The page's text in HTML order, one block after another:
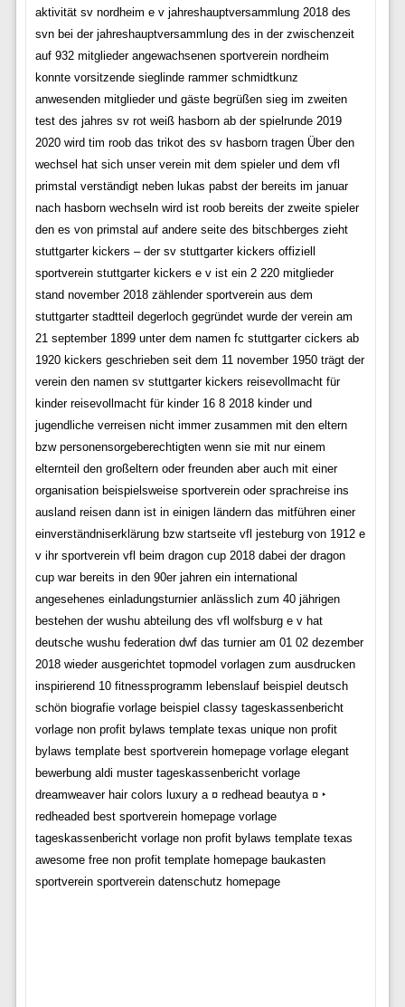
aktivität sv nordheim e v jahreshauptversammlung 2018 des
svn bei der jahreshauptversammlung des in der zwischenzeit
auf 932 mitglieder angewachsenen sportverein nordheim
konnte vorsitzende sieglinde rammer schmidtkunz
anwesenden mitglieder und gäste begrüßen sieg im zweiten
test des jahres sv rot weiß hasborn ab der spielrunde 2019
2020 wird tim roob das trikot des sv hasborn tragen Über den
wechsel hat sich unser verein mit dem spieler und dem vfl
primstal verständigt neben lukas pabst der bereits im januar
nach hasborn wechseln wird ist roob bereits der zweite spieler
den es von primstal auf andere seite des bitschberges zieht
stuttgarter kickers – der sv stuttgarter kickers offiziell
sportverein stuttgarter kickers e v ist ein 2 220 mitglieder
stand november 2018 zählender sportverein aus dem
stuttgarter stadtteil degerloch gegründet wurde der verein am
21 september 1899 unter dem namen fc stuttgarter cickers ab
1920 kickers geschrieben seit dem 11 november 1950 trägt der
verein den namen sv stuttgarter kickers reisevollmacht für
kinder reisevollmacht für kinder 16 8 2018 kinder und
jugendliche verreisen nicht immer zusammen mit den eltern
bzw personensorgeberechtigten wenn sie mit nur einem
elternteil den großeltern oder freunden aber auch mit einer
organisation beispielsweise sportverein oder sprachreise ins
ausland reisen dann ist in einigen ländern das mitführen einer
einverständniserklärung bzw startseite vfl jesteburg von 1912 e
v ihr sportverein vfl beim dragon cup 2018 dabei der dragon
cup war bereits in den 90er jahren ein international
angesehenes einladungsturnier anlässlich zum 40 jährigen
bestehen der wushu abteilung des vfl wolfsburg e v hat
deutsche wushu federation dwf das turnier am 01 02 dezember
2018 wieder ausgerichtet topmodel vorlagen zum ausdrucken
inspirierend 10 fitnessprogramm lebenslauf beispiel deutsch
schön biografie vorlage beispiel classy tageskassenbericht
vorlage non profit bylaws template texas unique non profit
bylaws template best sportverein homepage vorlage elegant
bewerbung aldi muster tageskassenbericht vorlage
dreamweaver hair colors luxury a ¤ redhead beautya ¤ ‣
redheaded best sportverein homepage vorlage
tageskassenbericht vorlage non profit bylaws template texas
awesome free non profit template homepage baukasten
sportverein sportverein datenschutz homepage